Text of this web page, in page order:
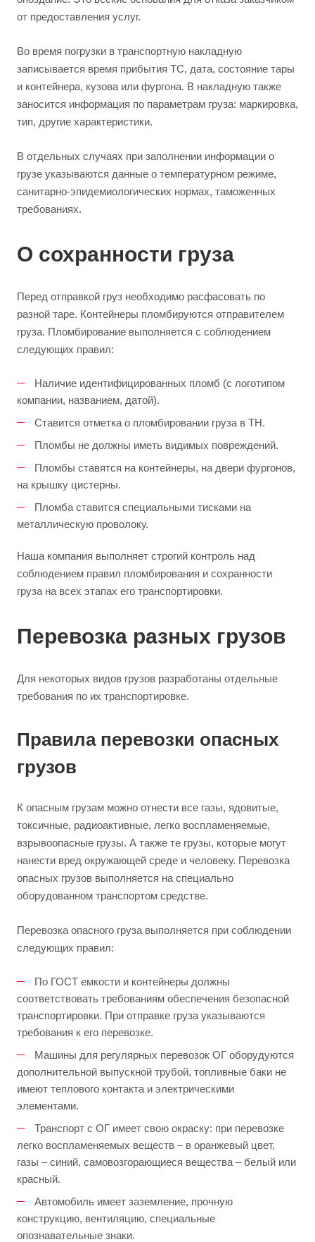
от предоставления услуг.
Во время погрузки в транспортную накладную
записывается время прибытия ТС, дата, состояние тары
и контейнера, кузова или фургона. В накладную также
заносится информация по параметрам груза: маркировка,
тип, другие характеристики.
В отдельных случаях при заполнении информации о
грузе указываются данные о температурном режиме,
санитарно-эпидемиологических нормах, таможенных
требованиях.
О сохранности груза
Перед отправкой груз необходимо расфасовать по
разной таре. Контейнеры пломбируются отправителем
груза. Пломбирование выполняется с соблюдением
следующих правил:
Наличие идентифицированных пломб (с логотипом
компании, названием, датой).
Ставится отметка о пломбировании груза в ТН.
Пломбы не должны иметь видимых повреждений.
Пломбы ставятся на контейнеры, на двери фургонов,
на крышку цистерны.
Пломба ставится специальными тисками на
металлическую проволоку.
Наша компания выполняет строгий контроль над
соблюдением правил пломбирования и сохранности
груза на всех этапах его транспортировки.
Перевозка разных грузов
Для некоторых видов грузов разработаны отдельные
требования по их транспортировке.
Правила перевозки опасных
грузов
К опасным грузам можно отнести все газы, ядовитые,
токсичные, радиоактивные, легко воспламеняемые,
взрывоопасные грузы. А также те грузы, которые могут
нанести вред окружающей среде и человеку. Перевозка
опасных грузов выполняется на специально
оборудованном транспортом средстве.
Перевозка опасного груза выполняется при соблюдении
следующих правил:
По ГОСТ емкости и контейнеры должны
соответствовать требованиям обеспечения безопасной
транспортировки. При отправке груза указываются
требования к его перевозке.
Машины для регулярных перевозок ОГ оборудуются
дополнительной выпускной трубой, топливные баки не
имеют теплового контакта и электрическими
элементами.
Транспорт с ОГ имеет свою окраску: при перевозке
легко воспламеняемых веществ – в оранжевый цвет,
газы – синий, самовозгорающиеся вещества – белый или
красный.
Автомобиль имеет заземление, прочную
конструкцию, вентиляцию, специальные
опознавательные знаки.